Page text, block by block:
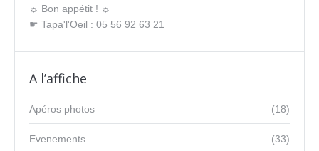
☼ Bon appétit ! ☼
☛ Tapa'l'Oeil : 05 56 92 63 21
A l’affiche
(18)
Apéros photos
(33)
Evenements